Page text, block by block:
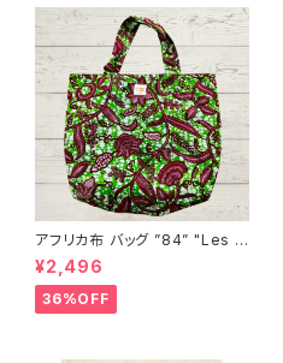
アフリカ布 バッグ ”84” "Les p
lantes " アフリカンプリント パ
ーニュ カンガ キテンゲ トートバ
ッグ エコバッグ ギニア フェアト
レード INUWALIAFRICA
¥2,496
36%OFF